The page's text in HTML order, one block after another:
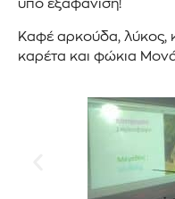
υπό εξαφάνιση!
Καφέ αρκούδα, λύκος,
καρέτα και φώκια